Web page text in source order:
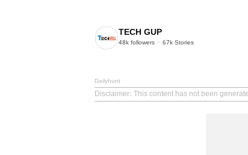
TECH GUP
48k followers 67k Stories
Dailyhunt
Disclaimer: This content has not been